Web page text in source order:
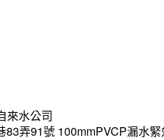
來水公司
83弄91號 100mmPVCP漏水